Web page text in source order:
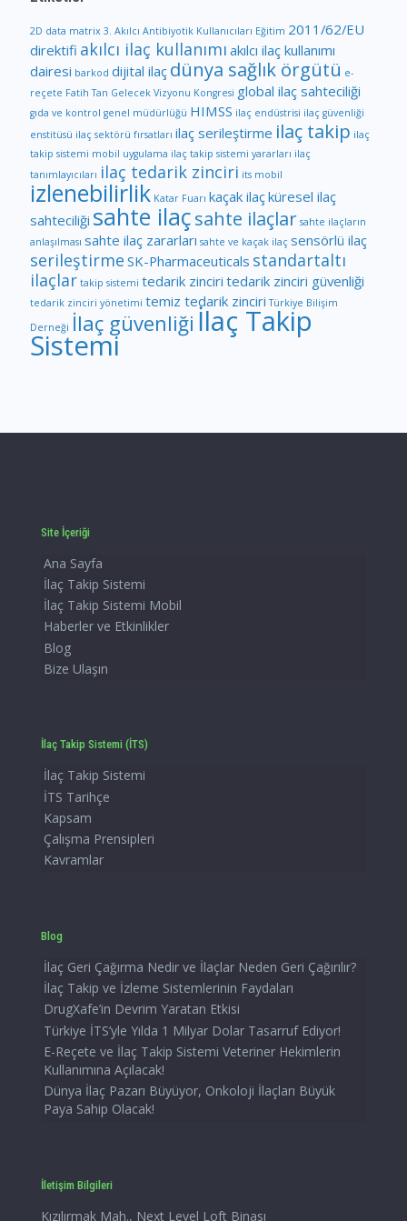
2D data matrix 3. Akılcı Antibiyotik Kullanıcıları Eğitim 2011/62/EU
direktifi akılcı ilaç kullanımı akılcı ilaç kullanımı
dairesi barkod dijital ilaç dünya sağlık örgütü e-
reçete Fatih Tan Gelecek Vizyonu Kongresi global ilaç sahteciliği
gıda ve kontrol genel müdürlüğü HIMSS ilaç endüstrisi ilaç güvenliği
enstitüsü ilaç sektörü fırsatları ilaç serileştirme ilaç takip ilaç
takip sistemi mobil uygulama ilaç takip sistemi yararları ilaç
tanımlayıcıları ilaç tedarik zinciri its mobil
izlenebilirlik Katar Fuarı kaçak ilaçküresel ilaç
sahteciliği sahte ilaçsahte ilaçlar sahte ilaçların
anlaşılması sahte ilaç zararları sahte ve kaçak ilaç sensörlü ilaç
serileştirme SK-Pharmaceuticals standartaltı
ilaçlar takip sistemi tedarik zinciri tedarik zinciri güvenliği
tedarik zinciri yönetimi temiz tedarik zinciri Türkiye Bilişim
Derneği İlaç güvenliği İlaç Takip
Sistemi
Site İçeriği
Ana Sayfa
İlaç Takip Sistemi
İlaç Takip Sistemi Mobil
Haberler ve Etkinlikler
Blog
Bize Ulaşın
İlaç Takip Sistemi (İTS)
İlaç Takip Sistemi
İTS Tarihçe
Kapsam
Çalışma Prensipleri
Kavramlar
Blog
İlaç Geri Çağırma Nedir ve İlaçlar Neden Geri Çağırılır?
İlaç Takip ve İzleme Sistemlerinin Faydaları
DrugXafe’in Devrim Yaratan Etkisi
Türkiye İTS’yle Yılda 1 Milyar Dolar Tasarruf Ediyor!
E-Reçete ve İlaç Takip Sistemi Veteriner Hekimlerin
Kullanımına Açılacak!
Dünya İlaç Pazarı Büyüyor, Onkoloji İlaçları Büyük
Paya Sahip Olacak!
İletişim Bilgileri
Kızılırmak Mah., Next Level Loft Binası